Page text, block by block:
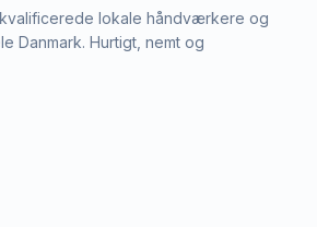
lokale håndværkere og
Danmark. Hurtigt, nemt og